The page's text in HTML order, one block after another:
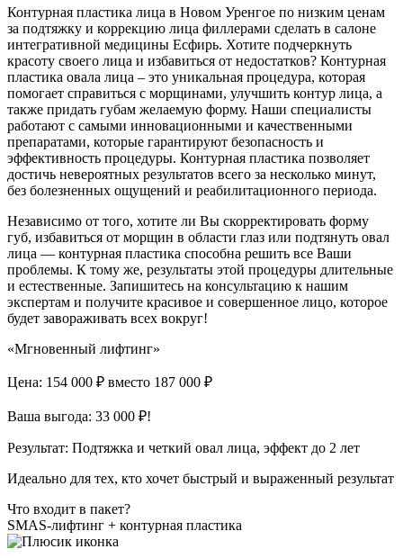
Контурная пластика лица в Новом Уренгое по низким ценам
за подтяжку и коррекцию лица филлерами сделать в салоне
интегративной медицины Есфирь. Хотите подчеркнуть
красоту своего лица и избавиться от недостатков? Контурная
пластика овала лица – это уникальная процедура, которая
помогает справиться с морщинами, улучшить контур лица, а
также придать губам желаемую форму. Наши специалисты
работают с самыми инновационными и качественными
препаратами, которые гарантируют безопасность и
эффективность процедуры. Контурная пластика позволяет
достичь невероятных результатов всего за несколько минут,
без болезненных ощущений и реабилитационного периода.
Независимо от того, хотите ли Вы скорректировать форму
губ, избавиться от морщин в области глаз или подтянуть овал
лица — контурная пластика способна решить все Ваши
проблемы. К тому же, результаты этой процедуры длительные
и естественные. Запишитесь на консультацию к нашим
экспертам и получите красивое и совершенное лицо, которое
будет завораживать всех вокруг!
«Мгновенный лифтинг»
Цена: 154 000 ₽ вместо 187 000 ₽
Ваша выгода: 33 000 ₽!
Результат: Подтяжка и четкий овал лица, эффект до 2 лет
Идеально для тех, кто хочет быстрый и выраженный результат
Что входит в пакет?
SMAS-лифтинг + контурная пластика